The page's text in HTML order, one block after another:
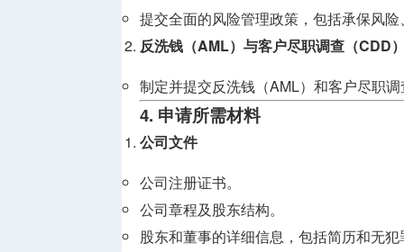
提交全面的风险管理政策，包括承保风
反洗钱（AML）与客户尽职调查（CDD
制定并提交反洗钱（AML）和客户尽职
4. 申请所需材料
公司文件
公司注册证书。
公司章程及股东结构。
股东和董事的详细信息，包括简历和无